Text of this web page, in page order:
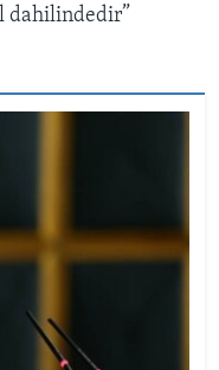
dahilindedir”